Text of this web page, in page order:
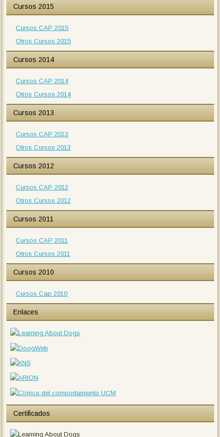
Cursos 2015
Cursos CAP 2015
Otros Cursos 2015
Cursos 2014
Cursos CAP 2014
Otros Cursos 2014
Cursos 2013
Cursos CAP 2013
Otros Cursos 2013
Cursos 2012
Cursos CAP 2012
Otros Cursos 2012
Cursos 2011
Cursos CAP 2011
Otros Cursos 2011
Cursos 2010
Cursos Cap 2010
Enlaces
Certificados